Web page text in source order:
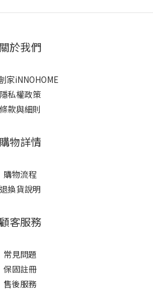
關於我們
家iNNOHOME
隱私權政策
條款與細則
購物詳情
購物流程
退換貨說明
客服務
常見問題
保固註冊
售後服務